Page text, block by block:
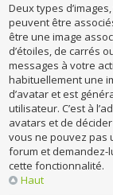
Deux types
peuvent être
être une image
d’étoiles, de carrés
messages à votre
habituellement une
d’avatar et est
utilisateur. C’est à
avatars et de
vous ne pouvez pas
forum et demandez-
cette fonctionnalité.
Haut